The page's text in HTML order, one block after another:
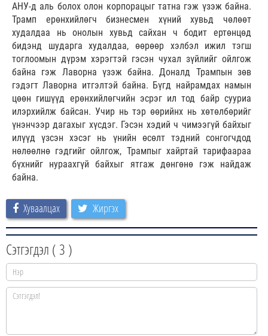
АНУ-д аль болох олон корпорацыг татна гэж үзэж байна.
Трамп ерөнхийлөгч бизнесмен хүний хувьд чөлөөт
худалдаа нь онолын хувьд сайхан ч бодит ертөнцөд
бидэнд шударга худалдаа, өөрөөр хэлбэл ижил тэгш
тоглоомын дүрэм хэрэгтэй гэсэн чухал зүйлийг ойлгож
байна гэж Лаворна үзэж байна. Доналд Трампын зөв
гэдэгт Лаворна итгэлтэй байна. Бүгд найрамдах намын
цөөн гишүүд ерөнхийлөгчийн эсрэг ил тод байр сууриа
илэрхийлж байсан. Учир нь тэр өөрийнх нь хөтөлбөрийг
үнэнчээр дагахыг хүсдэг. Гэсэн хэдий ч чимээгүй байхыг
илүүд үзсэн хэсэг нь үнийн өсөлт тэдний сонгогчдод
нөлөөлнө гэдгийг ойлгож, Трампыг хайртай тарифаараа
бүхнийг нураахгүй байхыг ятгаж дөнгөнө гэж найдаж
байна.
Хуваалцах Жиргэх
Сэтгэгдэл ( 3 )